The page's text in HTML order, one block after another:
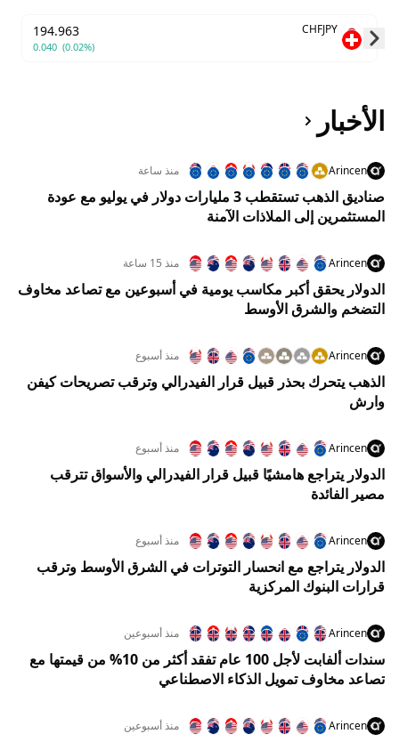
CHFJPY
194.963
0.040 (0.02%)
الأخبار
Arincen منذ ساعة
صناديق الذهب تستقطب 3 مليارات دولار في يوليو مع عودة
المستثمرين إلى الملاذات الآمنة
Arincen منذ 15 ساعة
الدولار يحقق أكبر مكاسب يومية في أسبوعين مع تصاعد مخاوف
التضخم والشرق الأوسط
Arincen منذ أسبوع
الذهب يتحرك بحذر قبيل قرار الفيدرالي وترقب تصريحات كيفن
وارش
Arincen منذ أسبوع
الدولار يتراجع هامشيًا قبيل قرار الفيدرالي والأسواق تترقب
مصير الفائدة
Arincen منذ أسبوع
الدولار يتراجع مع انحسار التوترات في الشرق الأوسط وترقب
قرارات البنوك المركزية
Arincen منذ أسبوعين
سندات ألفابت لأجل 100 عام تفقد أكثر من 10% من قيمتها مع
تصاعد مخاوف تمويل الذكاء الاصطناعي
Arincen منذ أسبوعين